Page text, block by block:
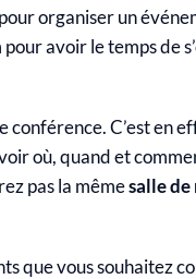
organiser un
avoir le temps de
C’est en
où, quand et
pas la mêmesalle
que vous souhaitez